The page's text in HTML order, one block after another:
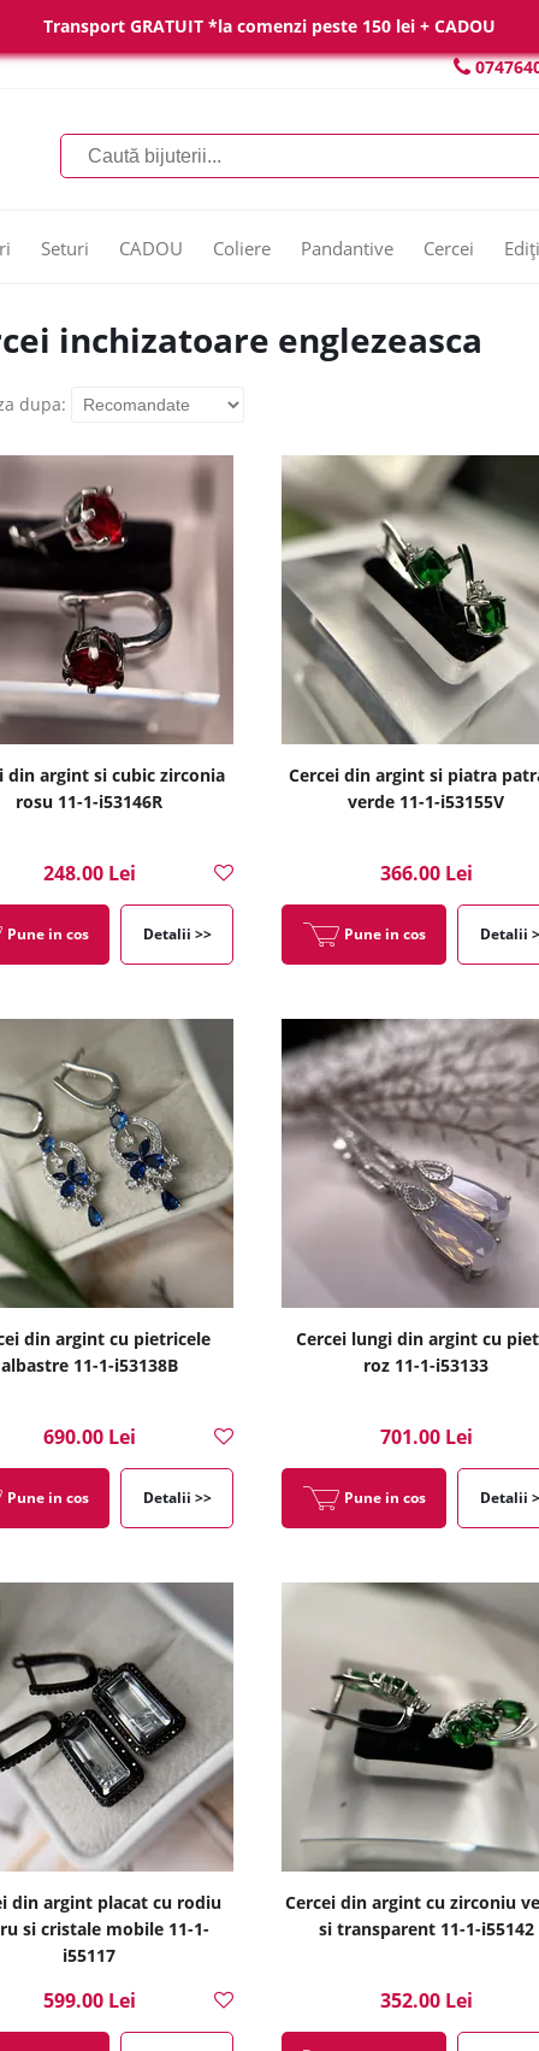
Transport GRATUIT *la comenzi peste 150 lei + CADOU
Seturi CADOU Coliere Pandantive Cercei
inchizatoare englezeasca
dupa:
din argint si cubic zirconia
rosu 11-1-i53146R
248.00 Lei
Pune in cos Detalii >>
Cercei din argint si piatra
verde 11-1-i53155V
366.00 Lei
Pune in cos Detalii
din argint cu pietricele
albastre 11-1-i53138B
690.00 Lei
Pune in cos Detalii >>
Cercei lungi din argint cu
roz 11-1-i53133
701.00 Lei
Pune in cos Detalii
din argint placat cu rodiu
si cristale mobile 11-1-
i55117
599.00 Lei
Cercei din argint cu zirconiu
si transparent 11-1-i55142
352.00 Lei